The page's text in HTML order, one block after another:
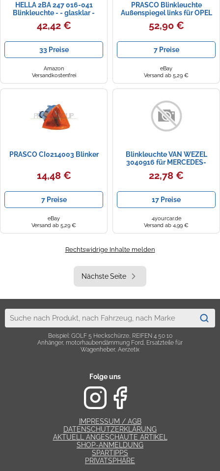
HELLA 2BA 247 016-041
Blinkleuchte - - glasklar -
Landini - ECE
42,42 €
33 Preise
Amazon
Versandkostenfrei
PRASCO Blinkleuchte
Außenspiegel links für OPEL
OP7037416
52,90 €
7 Preise
eBay
Versand ab 5,29 €
PRASCO CI0214003 Blinker
14,48 €
7 Preise
eBay
Versand ab 5,29 €
Blinkleuchte VAN WEZEL
3040916 für MERCEDES-
BENZ, Außenspiegel rechts
22,78 €
17 Preise
4yourcar.de
Versand ab 4,99 €
Rechtswidrige Inhalte melden
Nächste Seite
Beispiel: GOLF 5 Heckschürze, REIFEN 4 50 10
Anhänger, motorhaubendämmung Ford, Ersatzteile für
Wagenheber, Aerzetix
Folge uns
IMPRESSUM / AGB
DATENSCHUTZERKLÄRUNG
AKTUELL ANGESCHAUTE ARTIKEL
SHOP-ANMELDUNG
SPARTIPPS
PRIVATSPHÄRE